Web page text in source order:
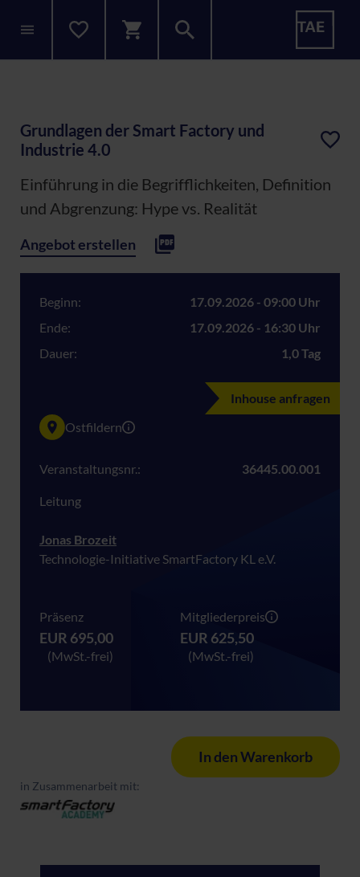
Grundlagen der Smart Factory und
Industrie 4.0
Einführung in die Begrifflichkeiten, Definition
und Abgrenzung: Hype vs. Realität
Angebot erstellen
Beginn:
17.09.2026 - 09:00 Uhr
Ende:
17.09.2026 - 16:30 Uhr
Dauer:
1,0 Tag
Inhouse anfragen
Ostfildern
Veranstaltungsnr.: 36445.00.001
Leitung
Jonas Brozeit
Technologie-Initiative SmartFactory KL e.V.
Präsenz
EUR 695,00
(MwSt.-frei)
Mitgliederpreis
EUR 625,50
(MwSt.-frei)
In den Warenkorb
in Zusammenarbeit mit: